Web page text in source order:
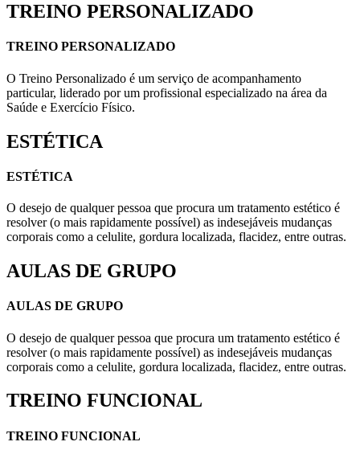
TREINO PERSONALIZADO
TREINO PERSONALIZADO
O Treino Personalizado é um serviço de acompanhamento
particular, liderado por um profissional especializado na área da
Saúde e Exercício Físico.
ESTÉTICA
ESTÉTICA
O desejo de qualquer pessoa que procura um tratamento estético é
resolver (o mais rapidamente possível) as indesejáveis mudanças
corporais como a celulite, gordura localizada, flacidez, entre outras.
AULAS DE GRUPO
AULAS DE GRUPO
O desejo de qualquer pessoa que procura um tratamento estético é
resolver (o mais rapidamente possível) as indesejáveis mudanças
corporais como a celulite, gordura localizada, flacidez, entre outras.
TREINO FUNCIONAL
TREINO FUNCIONAL